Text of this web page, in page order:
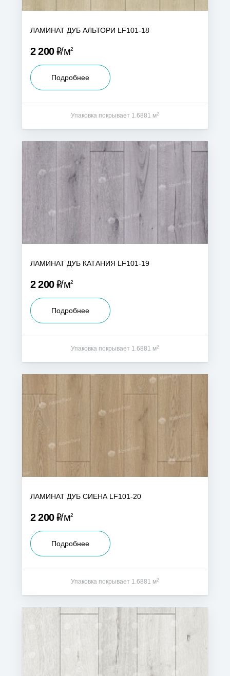
ЛАМИНАТ ДУБ АЛЬТОРИ LF101-18
2 200Р м2
Подробнее
Упаковка покрывает 1.6881 м2
ЛАМИНАТ ДУБ КАТАНИЯ LF101-19
2 200Р м2
Подробнее
Упаковка покрывает 1.6881 м2
ЛАМИНАТ ДУБ СИЕНА LF101-20
2 200Р м2
Подробнее
Упаковка покрывает 1.6881 м2